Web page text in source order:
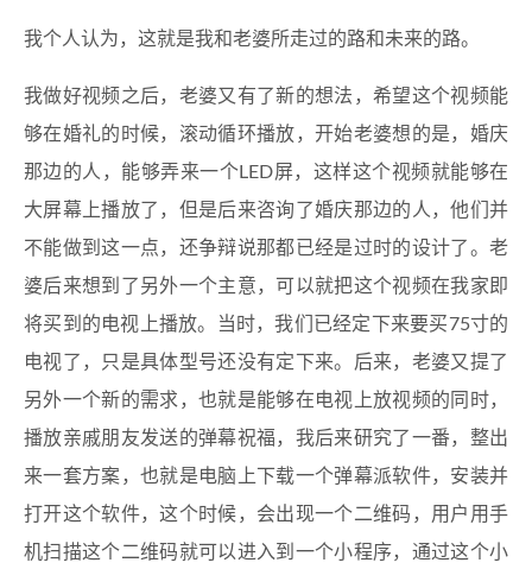
我个人认为，这就是我和老婆所走过的路和未来的路。
我做好视频之后，老婆又有了新的想法，希望这个视频能
够在婚礼的时候，滚动循环播放，开始老婆想的是，婚庆
那边的人，能够弄来一个LED屏，这样这个视频就能够在
大屏幕上播放了，但是后来咨询了婚庆那边的人，他们并
不能做到这一点，还争辩说那都已经是过时的设计了。老
婆后来想到了另外一个主意，可以就把这个视频在我家即
将买到的电视上播放。当时，我们已经定下来要买75寸的
电视了，只是具体型号还没有定下来。后来，老婆又提了
另外一个新的需求，也就是能够在电视上放视频的同时，
播放亲戚朋友发送的弹幕祝福，我后来研究了一番，整出
来一套方案，也就是电脑上下载一个弹幕派软件，安装并
打开这个软件，这个时候，会出现一个二维码，用户用手
机扫描这个二维码就可以进入到一个小程序，通过这个小